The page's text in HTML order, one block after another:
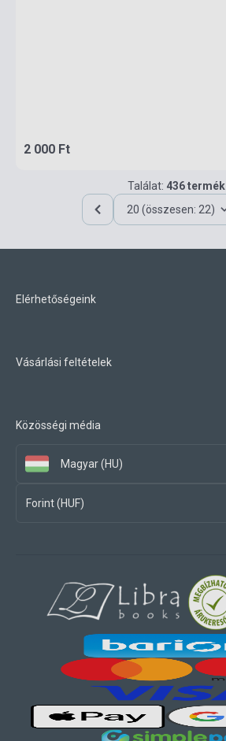
2 000 Ft
Találat: 436 termék
20 (összesen: 22)
Elérhetőségeink
Vásárlási feltételek
Közösségi média
Magyar (HU)
Forint (HUF)